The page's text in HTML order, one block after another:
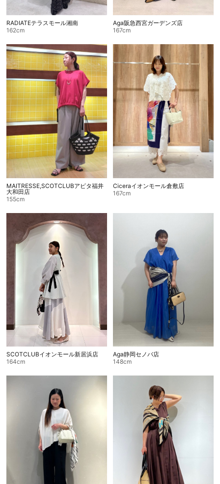
RADIATEテラスモール湘南
162cm
Aga阪急西宮ガーデンズ店
167cm
MAITRESSE,SCOTCLUBアピタ福井
大和田店
155cm
Ciceraイオンモール倉敷店
167cm
SCOTCLUBイオンモール新居浜店
164cm
Aga静岡セノバ店
148cm